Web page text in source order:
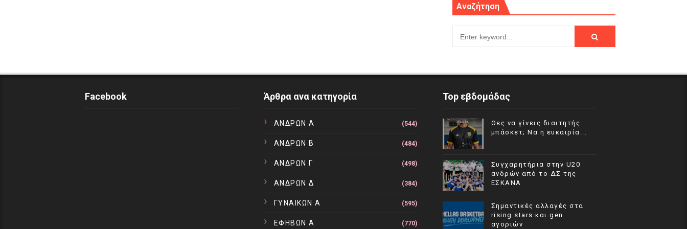
Αναζήτηση
Facebook Άρθρα ανα κατηγορία
ΑΝΔΡΩΝ Α (544)
ΑΝΔΡΩΝ Β (484)
ΑΝΔΡΩΝ Γ (498)
ΑΝΔΡΩΝ Δ (384)
ΓΥΝΑΙΚΩΝ Α (595)
ΕΦΗΒΩΝ Α (770)
Top εβδομάδας
Θες να γίνεις διαιτητής
μπάσκετ; Να η ευκαιρία...
Συγχαρητήρια στην U20
ανδρών από το ΔΣ της
ΕΣΚΑΝΑ
Σημαντικές αλλαγές στα
rising stars και gen
αγοριών